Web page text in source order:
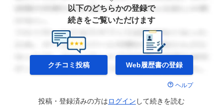
以下のどちらかの登録で
続きをご覧いただけます
クチコミ投稿 Web履歴書の登録
ヘルプ
投稿・登録済みの方はログイン して続きを読む